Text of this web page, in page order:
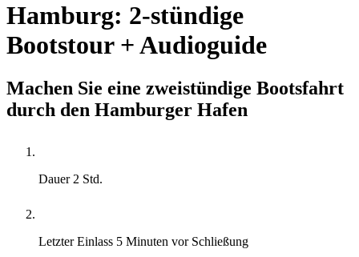
Hamburg: 2-stündige
Bootstour + Audioguide
Machen Sie eine zweistündige Bootsfahrt
durch den Hamburger Hafen
Dauer 2 Std.
Letzter Einlass 5 Minuten vor Schließung